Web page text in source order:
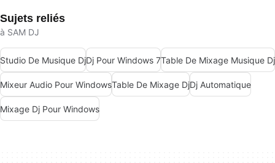
Sujets reliés
à SAM DJ
Studio De Musique DjDj Pour Windows 7Table De Mixage Musique Dj
Mixeur Audio Pour WindowsTable De Mixage DjDj Automatique
Mixage Dj Pour Windows